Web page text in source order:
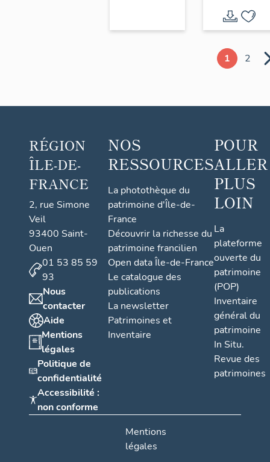
1 2
RÉGION
ÎLE-DE-
FRANCE
2, rue Simone
Veil
93400 Saint-
Ouen
01 53 85 59
93
Nous
contacter
Aide
Mentions
légales
Politique de
confidentialité
Accessibilité :
non conforme
NOS
RESSOURCES
La photothèque du
patrimoine d'Île-de-
France
Découvrir la richesse du
patrimoine francilien
Open data Île-de-France
Le catalogue des
publications
La newsletter
Patrimoines et
Inventaire
POUR
ALLER
PLUS
LOIN
La
plateforme
ouverte du
patrimoine
(POP)
Inventaire
général du
patrimoine
In Situ.
Revue des
patrimoines
Mentions
légales